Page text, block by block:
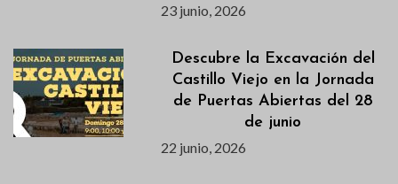
23 junio, 2026
Descubre la Excavación del
Castillo Viejo en la Jornada
de Puertas Abiertas del 28
de junio
22 junio, 2026